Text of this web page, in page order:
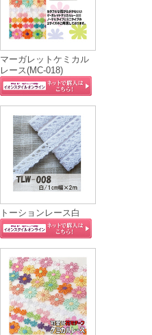
マーガレットケミカル
レース(MC‐018)
トーションレース白